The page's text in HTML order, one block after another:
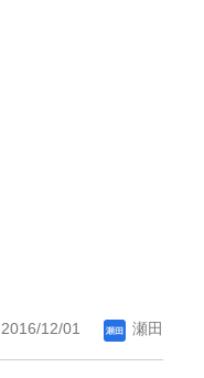
2016/12/01 瀬田